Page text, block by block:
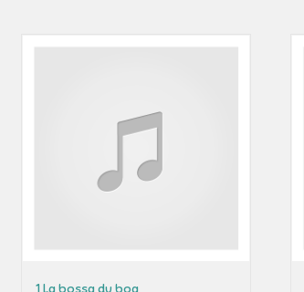
1 La bossa du boa